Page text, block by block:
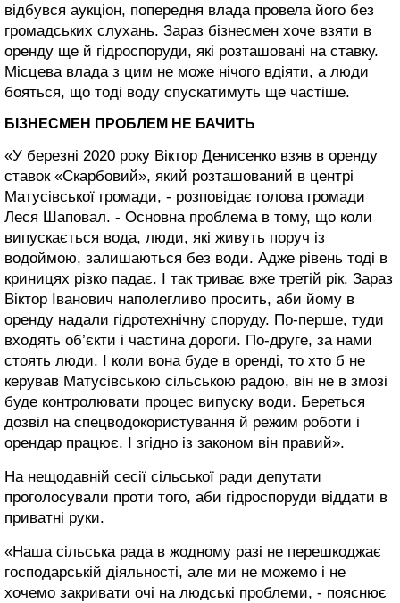
відбувся аукціон, попередня влада провела його без
громадських слухань. Зараз бізнесмен хоче взяти в
оренду ще й гідроспоруди, які розташовані на ставку.
Місцева влада з цим не може нічого вдіяти, а люди
бояться, що тоді воду спускатимуть ще частіше.
БІЗНЕСМЕН ПРОБЛЕМ НЕ БАЧИТЬ
«У березні 2020 року Віктор Денисенко взяв в оренду
ставок «Скарбовий», який розташований в центрі
Матусівської громади, - розповідає голова громади
Леся Шаповал. - Основна проблема в тому, що коли
випускається вода, люди, які живуть поруч із
водоймою, залишаються без води. Адже рівень тоді в
криницях різко падає. І так триває вже третій рік. Зараз
Віктор Іванович наполегливо просить, аби йому в
оренду надали гідротехнічну споруду. По-перше, туди
входять об’єкти і частина дороги. По-друге, за нами
стоять люди. І коли вона буде в оренді, то хто б не
керував Матусівською сільською радою, він не в змозі
буде контролювати процес випуску води. Береться
дозвіл на спецводокористування й режим роботи і
орендар працює. І згідно із законом він правий».
На нещодавній сесії сільської ради депутати
проголосували проти того, аби гідроспоруди віддати в
приватні руки.
«Наша сільська рада в жодному разі не перешкоджає
господарській діяльності, але ми не можемо і не
хочемо закривати очі на людські проблеми, - пояснює